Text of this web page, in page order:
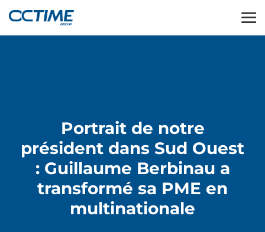
Portrait de notre
président dans Sud Ouest
: Guillaume Berbinau a
transformé sa PME en
multinationale